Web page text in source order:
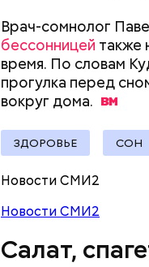
Врач-сомнолог
бессонницей также
время. По словам
прогулка перед
вокруг дома.
ЗДОРОВЬЕ СОН
Новости СМИ2
Новости СМИ2
Салат,
Вред дыни
А врач-
множество блюд,
Как
не